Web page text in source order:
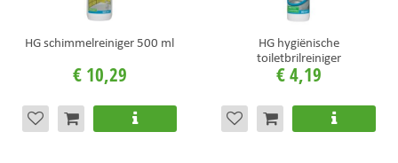
HG schimmelreiniger 500 ml
€ 10,29
HG hygiënische
toiletbrilreiniger
€4,19